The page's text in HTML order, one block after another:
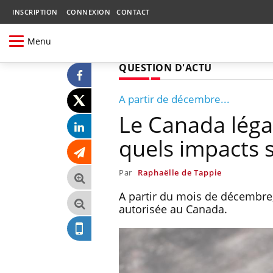
INSCRIPTION CONNEXION CONTACT
Menu
QUESTION D'ACTU
A partir de décembre...
Le Canada
quels impacts
Par Raphaëlle de Tappie
A partir du mois de
autorisée au Canada.